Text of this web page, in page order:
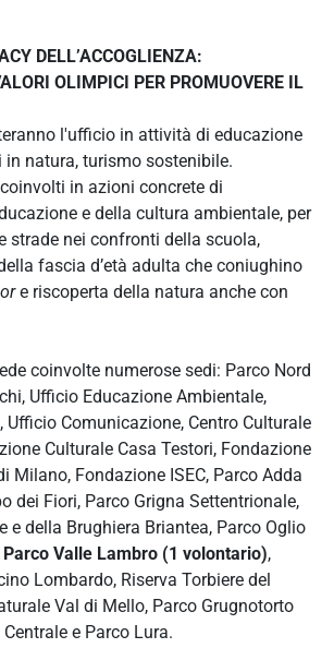
DELL’ACCOGLIENZA:
OLIMPICI PER PROMUOVERE IL
l'ufficio in attività di educazione
in natura, turismo sostenibile.
in azioni concrete di
e della cultura ambientale, per
strade nei confronti della scuola,
fascia d’età adulta che coniughino
e riscoperta della natura anche con
coinvolte numerose sedi: Parco Nord
Ufficio Educazione Ambientale,
Ufficio Comunicazione, Centro Culturale
Culturale Casa Testori, Fondazione
Milano, Fondazione ISEC, Parco Adda
dei Fiori, Parco Grigna Settentrionale,
e della Brughiera Briantea, Parco Oglio
Parco Valle Lambro (1 volontario),
Lombardo, Riserva Torbiere del
Val di Mello, Parco Grugnotorto
e Parco Lura.